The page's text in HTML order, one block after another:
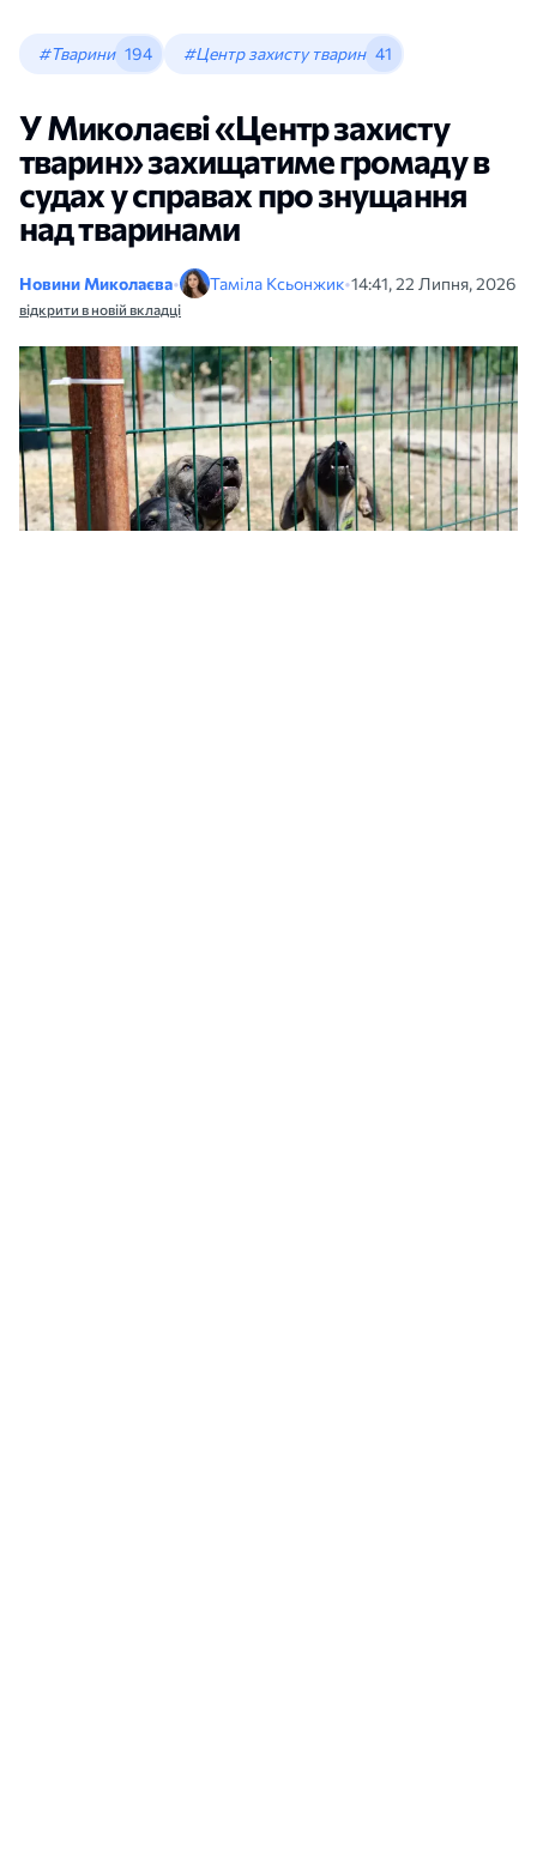
#Тварини 194 #Центр захисту тварин 41
У Миколаєві «Центр захисту
тварин» захищатиме громаду в
судах у справах про знущання
над тваринами
Новини Миколаєва• Таміла Ксьонжик•14:41, 22 Липня, 2026
відкрити в новій вкладці